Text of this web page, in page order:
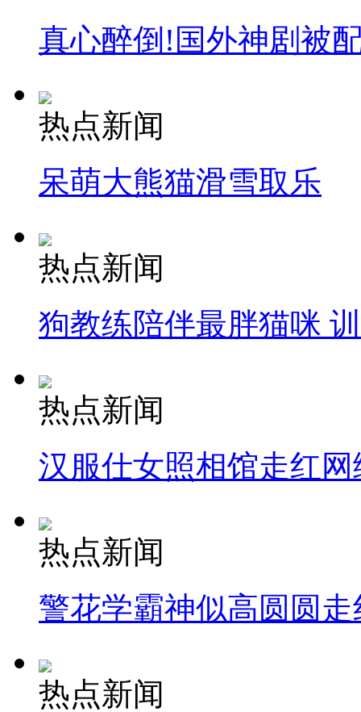
真心醉倒!国外神剧被
热点新闻
呆萌大熊猫滑雪取乐
热点新闻
狗教练陪伴最胖猫咪
热点新闻
汉服仕女照相馆走红网
热点新闻
警花学霸神似高圆圆走
热点新闻